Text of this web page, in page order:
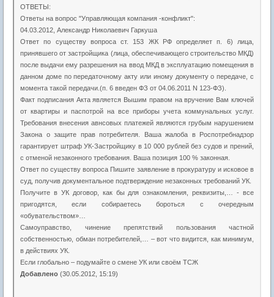
ОТВЕТЫ:
Ответы на вопрос "Управляющая компания -конфликт":
04.03.2012, Александр Николаевич Гаркуша
Ответ по существу вопроса ст. 153 ЖК РФ определяет п. 6) лица,
принявшего от застройщика (лица, обеспечивающего строительство МКД)
после выдачи ему разрешения на ввод МКД в эксплуатацию помещения в
данном доме по передаточному акту или иному документу о передаче, с
момента такой передачи.(п. 6 введен ФЗ от 04.06.2011 N 123-ФЗ).
Факт подписания Акта является Вышим правом на вручение Вам ключей
от квартиры и паспотрой на все приборы учета коммунальных услуг.
Требования внесения авнсовых платежей являются грубым нарушением
Закона о защите прав потребителя. Ваша жалоба в Роспотребнадзор
гарантирует штраф УК-Застройщику в 10 000 рублей без судов и прений,
с отменой незаконного требования. Ваша позиция 100 % законная.
Ответ по существу вопроса Пишите заявление в прокуратуру и исковое в
суд, получив документальное подтверждение незаконных требований УК.
Получите в УК договор, как бы для ознакомления, реквизиты,… - все
пригодятся, если собираетесь бороться с очередным
«обувательством»…
Самоуправство, чинение препятствий пользования частной
собственностью, обман потребителей,… – вот что видится, как минимум,
в действиях УК.
Если глобально – подумайте о смене УК или своём ТСЖ
Добавлено (30.05.2012, 15:19)